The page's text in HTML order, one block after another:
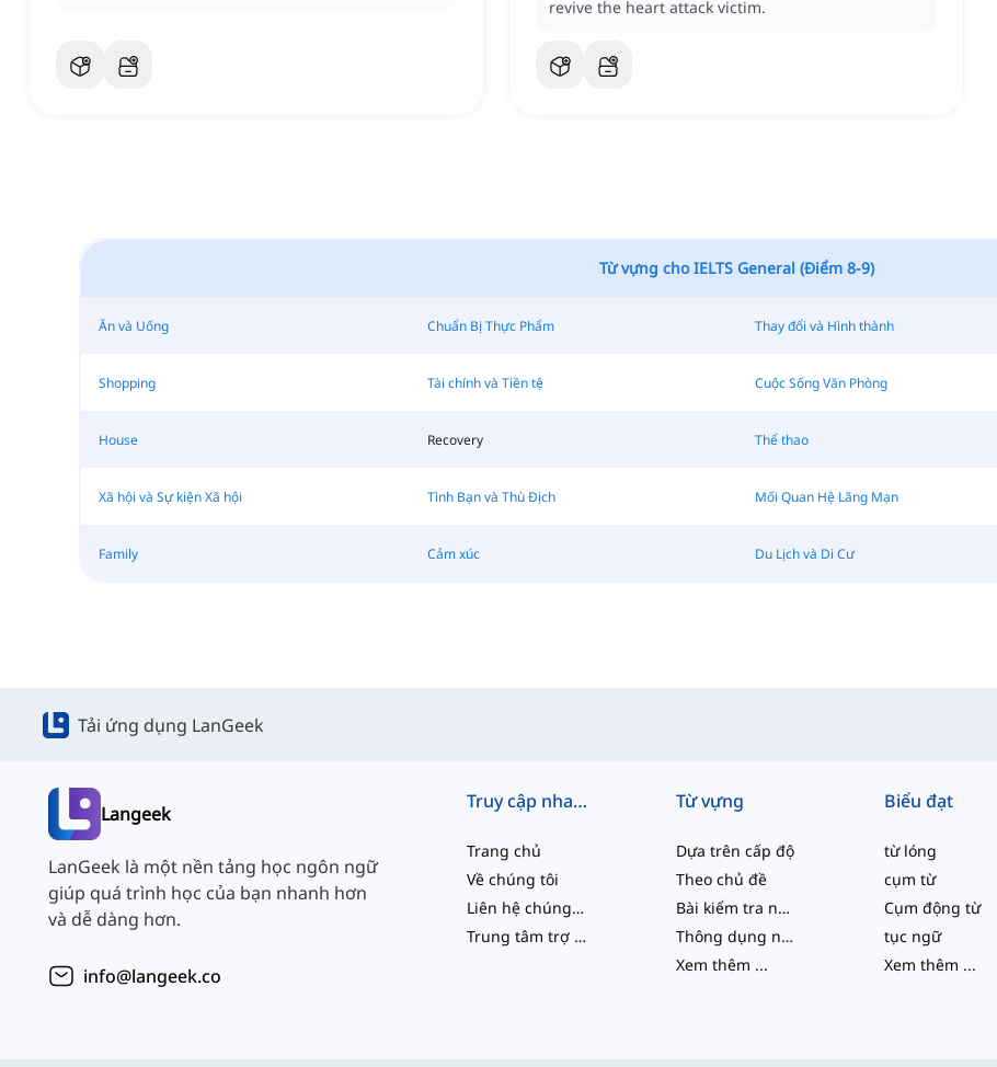
revive the heart attack victim.
Từ vựng cho IELTS General (Điểm 8-9)
Ăn và Uống Chuẩn Bị Thực Phẩm Thay đổi và Hình thành
Shopping Tài chính và Tiền tệ Cuộc Sống Văn Phòng
House Recovery Thể thao
Xã hội và Sự kiện Xã hội Tình Bạn và Thù Địch Mối Quan Hệ Lãng Mạn
Family Cảm xúc Du Lịch và Di Cư
Tải ứng dụng LanGeek
Langeek
LanGeek là một nền tảng học ngôn ngữ
giúp quá trình học của bạn nhanh hơn
và dễ dàng hơn.
info@langeek.co
Truy cập nhanh
Trang chủ
Về chúng tôi
Liên hệ chúng tôi
Trung tâm trợ giúp
Từ vựng
Dựa trên cấp độ
Theo chủ đề
Bài kiểm tra năng lực
Thông dụng nhất
Xem thêm ...
Biểu đạt
từ lóng
cụm từ
Cụm động từ
tục ngữ
Xem thêm ...